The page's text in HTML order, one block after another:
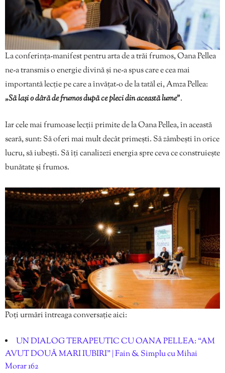
La conferința-manifest pentru arta de a trăi frumos, Oana Pellea
ne-a transmis o energie divină și ne-a spus care e cea mai
importantă lecție pe care a învățat-o de la tatăl ei, Amza Pellea:
„Să lași o dâră de frumos după ce pleci din această lume”.
Iar cele mai frumoase lecții primite de la Oana Pellea, în această
seară, sunt: Să oferi mai mult decât primești. Să zâmbești în orice
lucru, să iubești. Să îți canalizezi energia spre ceva ce construiește
bunătate și frumos.
Poți urmări întreaga conversație aici:
UN DIALOG TERAPEUTIC CU OANA PELLEA: “AM
AVUT DOUĂ MARI IUBIRI” | Fain & Simplu cu Mihai
Morar 162